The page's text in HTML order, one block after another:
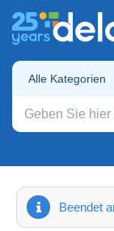
Alle Kategorien
Beendet